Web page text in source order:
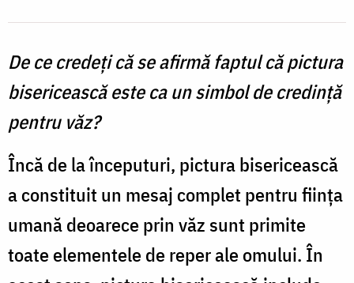
De ce credeţi că se afirmă faptul că pictura
bisericească este ca un simbol de credinţă
pentru văz?
Încă de la începuturi, pictura bisericească
a constituit un mesaj complet pentru fiinţa
umană deoarece prin văz sunt primite
toate elementele de reper ale omului. În